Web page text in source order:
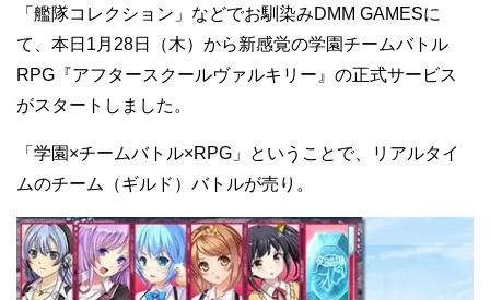
「艦隊コレクション」などでお馴染みDMM GAMESに
て、本日1月28日（木）から新感覚の学園チームバトル
RPG『アフタースクールヴァルキリー』の正式サービス
がスタートしました。
「学園×チームバトル×RPG」ということで、リアルタイ
ムのチーム（ギルド）バトルが売り。